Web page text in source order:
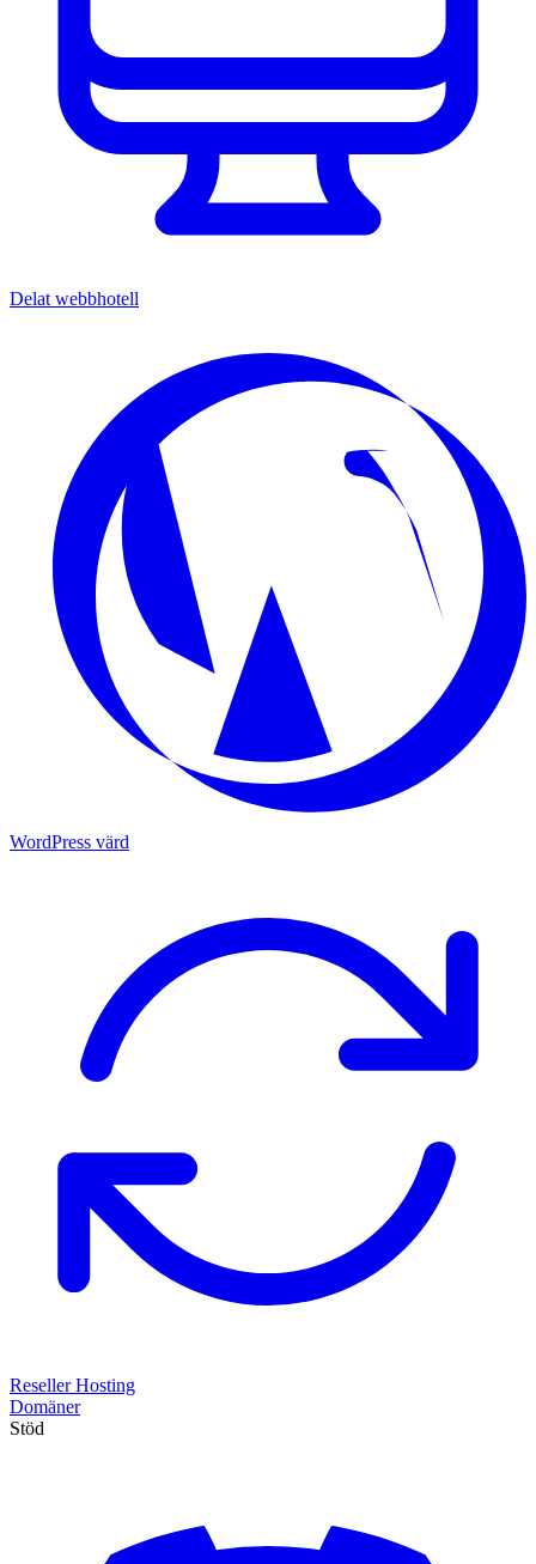
Delat webbhotell
WordPress värd
Reseller Hosting
Domäner
Stöd